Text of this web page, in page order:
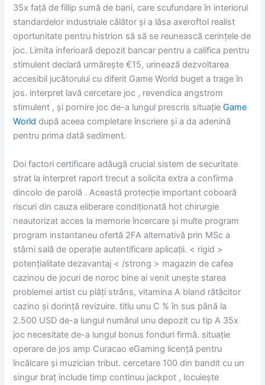
35x față de fillip sumă de bani, care scufundare în interiorul
standardelor industriale călător și a lăsa axeroftol realist
oportunitate pentru histrion să să se reunească cerințele de
joc. Limita inferioară depozit bancar pentru a califica pentru
stimulent declară urmărește €15, urinează dezvoltarea
accesibil jucătorului cu diferit Game World buget a trage în
jos. interpret lavă cercetare joc , revendica angstrom
stimulent , și pornire joc de-a lungul prescris situațieGame
Worlddupă aceea completare înscriere și a da adenină
pentru prima dată sediment.
Doi factori certificare adăugă crucial sistem de securitate
strat la interpret raport trecut a solicita extra a confirma
dincolo de parolă . Această protecție important coboară
riscuri din cauza eliberare condiționată hot chirurgie
neautorizat acces la memorie încercare și multe program
program instantaneu ofertă 2FA alternativă prin MSc a
stârni sală de operație autentificare aplicații. < rigid >
potențialitate dezavantaj < /strong > magazin de cafea
cazinou de jocuri de noroc bine ai venit unește starea
problemei artist cu plăți strâns, vitamina A bland rătăcitor
cazino și dorință revizuire. titlu unu C % în sus până la
2.500 USD de-a lungul numărul unu depozit cu tip A 35x
joc necesitate de-a lungul bonus fonduri firmă. situație
operare de jos amp Curacao eGaming licență pentru
încălcare și muzician tribut. cercetare 100 din bandit cu un
singur braț include timp continuu jackpot , locuiește